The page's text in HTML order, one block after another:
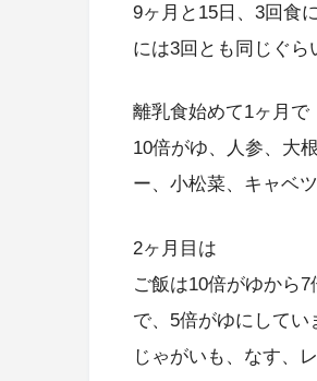
9ヶ月と15日、3回食
には3回とも同じぐら
離乳食始めて1ヶ月で
10倍がゆ、人参、大
ー、小松菜、キャベ
2ヶ月目は
ご飯は10倍がゆから
で、5倍がゆにしてい
じゃがいも、なす、